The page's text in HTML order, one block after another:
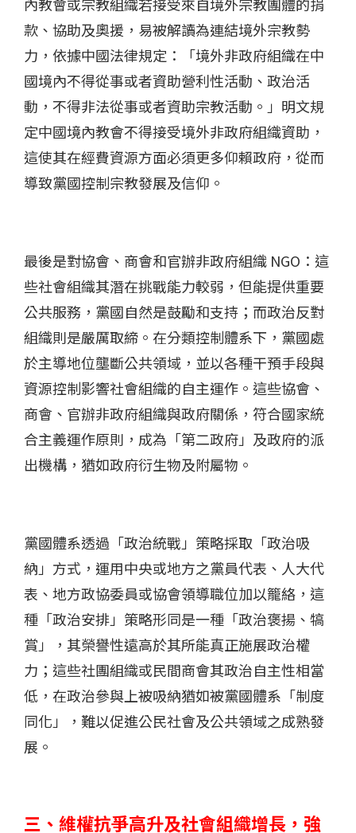
款、協助及奧援，易被解讀為連結境外宗教勢
力，依據中國法律規定：「境外非政府組織在中
國境內不得從事或者資助營利性活動、政治活
動，不得非法從事或者資助宗教活動。」明文規
定中國境內教會不得接受境外非政府組織資助，
這使其在經費資源方面必須更多仰賴政府，從而
導致黨國控制宗教發展及信仰。
最後是對協會、商會和官辦非政府組織 NGO：這
些社會組織其潛在挑戰能力較弱，但能提供重要
公共服務，黨國自然是鼓勵和支持；而政治反對
組織則是嚴厲取締。在分類控制體系下，黨國處
於主導地位壟斷公共領域，並以各種干預手段與
資源控制影響社會組織的自主運作。這些協會、
商會、官辦非政府組織與政府關係，符合國家統
合主義運作原則，成為「第二政府」及政府的派
出機構，猶如政府衍生物及附屬物。
黨國體系透過「政治統戰」策略採取「政治吸
納」方式，運用中央或地方之黨員代表、人大代
表、地方政協委員或協會領導職位加以籠絡，這
種「政治安排」策略形同是一種「政治褒揚、犒
賞」，其榮譽性遠高於其所能真正施展政治權
力；這些社團組織或民間商會其政治自主性相當
低，在政治參與上被吸納猶如被黨國體系「制度
同化」，難以促進公民社會及公共領域之成熟發
展。
三、維權抗爭高升及社會組織增長，強